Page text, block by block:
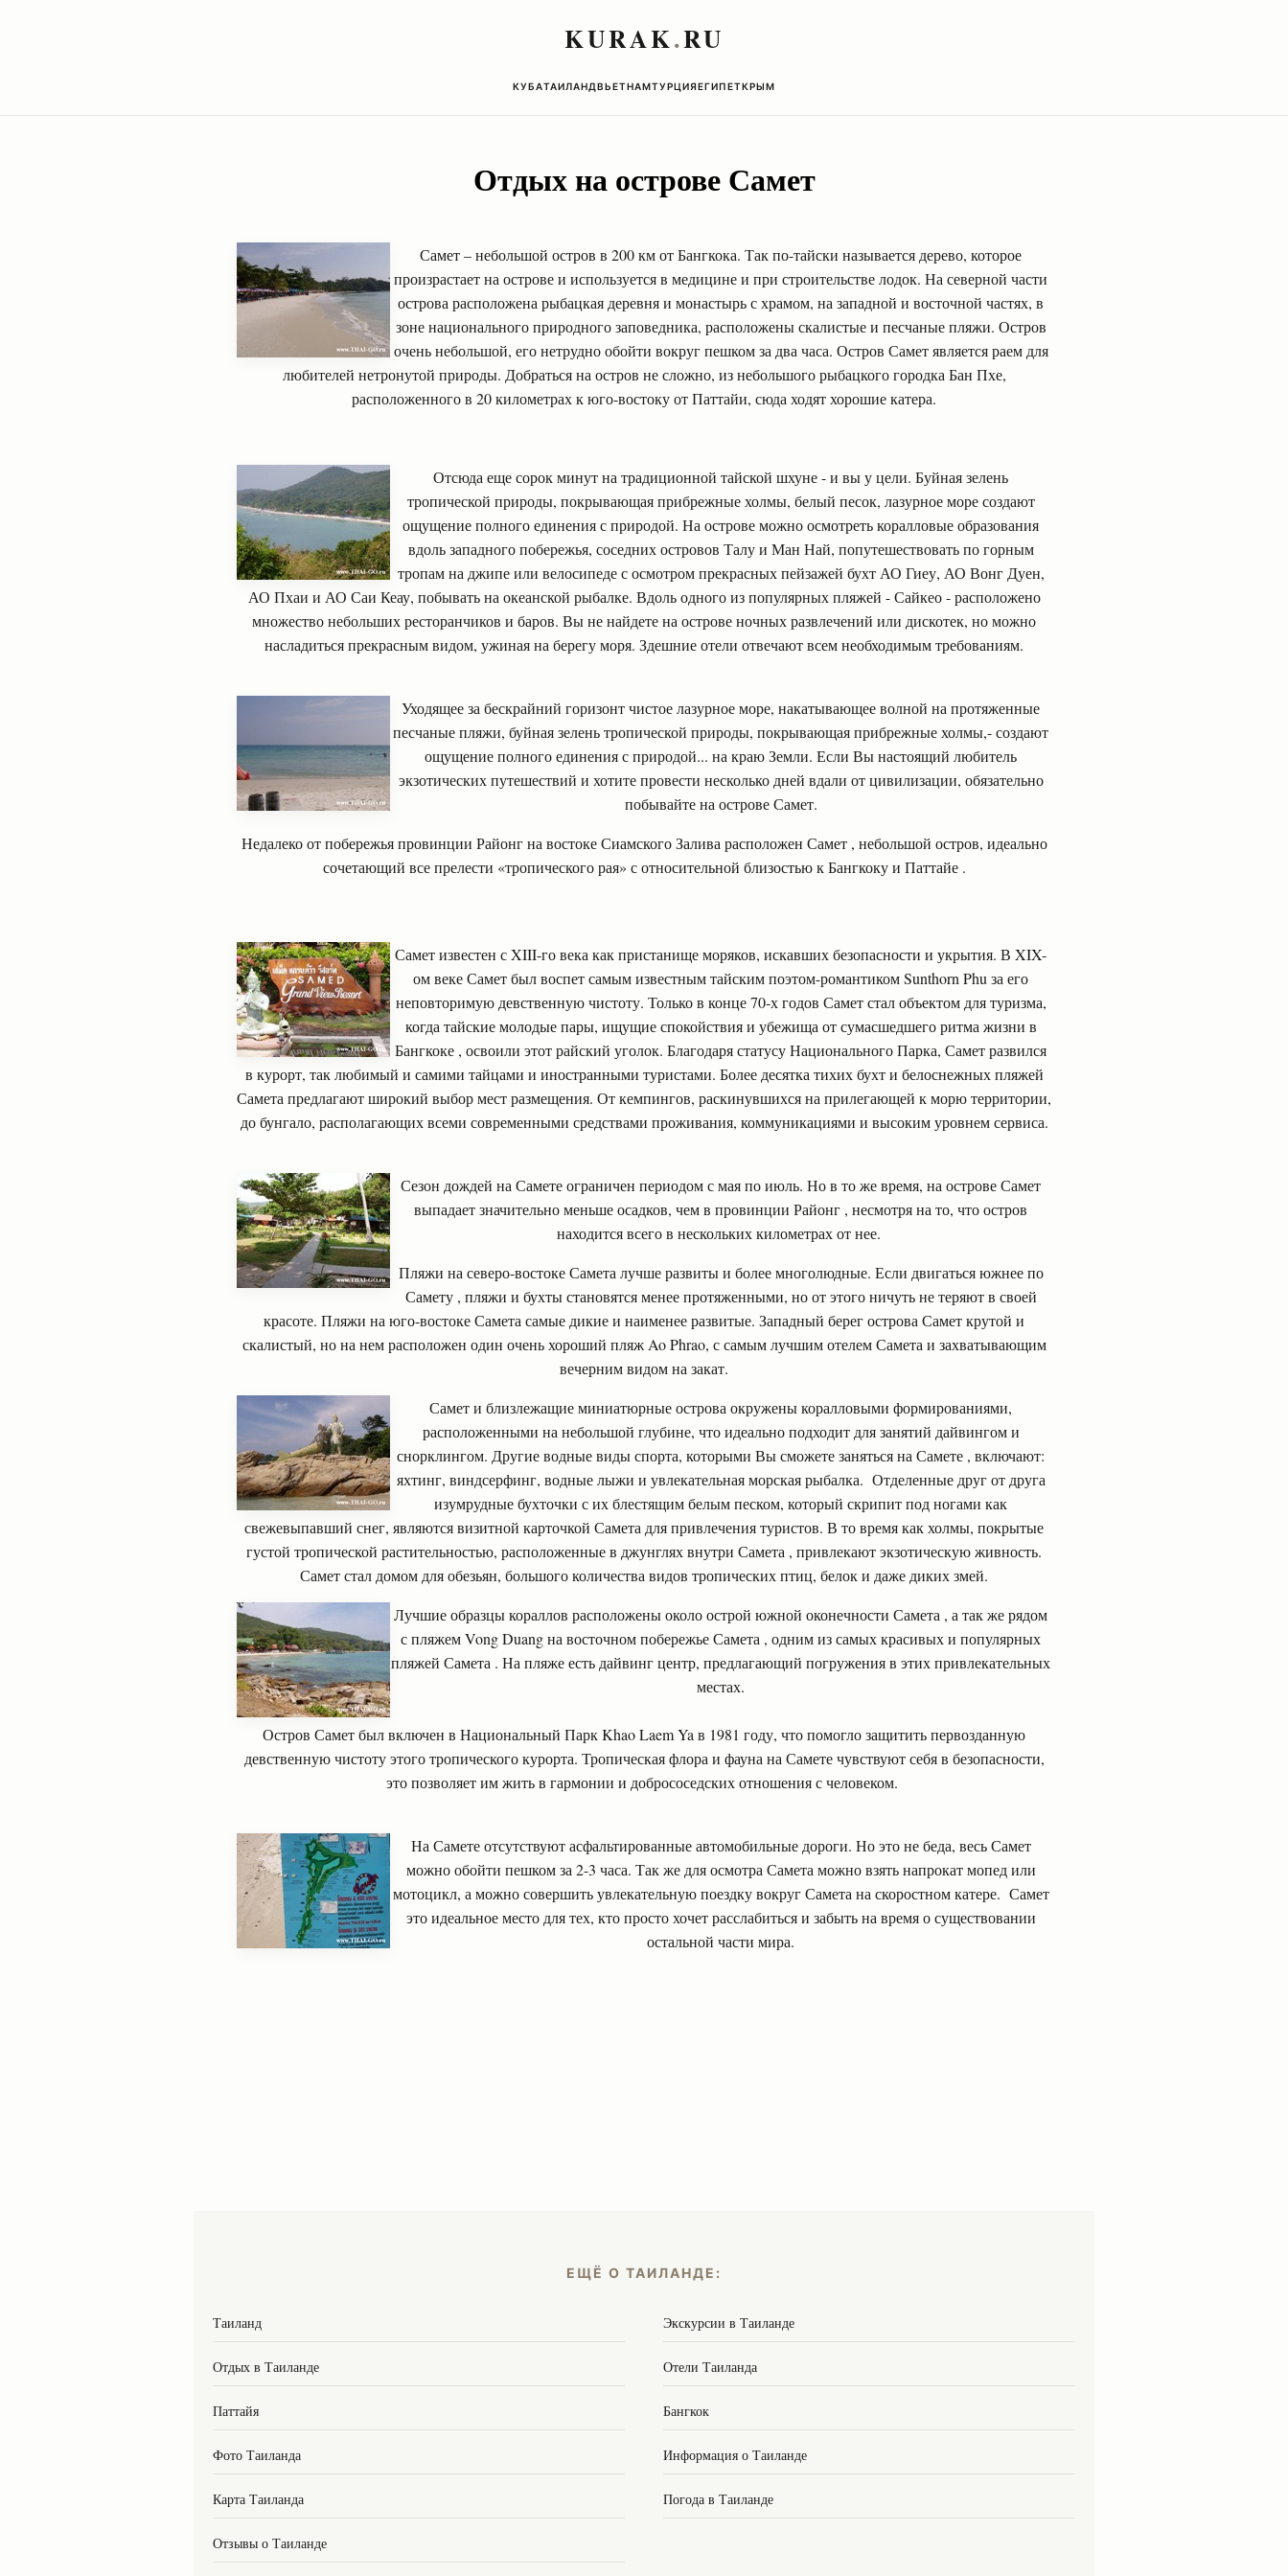
KURAK.RU
КУБАТАИЛАНДВЬЕТНАМТУРЦИЯЕГИПЕТКРЫМ
Отдых на острове Самет
Самет – небольшой остров в 200 км от Бангкока. Так по-тайски называется дерево, которое
произрастает на острове и используется в медицине и при строительстве лодок. На северной части
острова расположена рыбацкая деревня и монастырь с храмом, на западной и восточной частях, в
зоне национального природного заповедника, расположены скалистые и песчаные пляжи. Остров
очень небольшой, его нетрудно обойти вокруг пешком за два часа. Остров Самет является раем для
любителей нетронутой природы. Добраться на остров не сложно, из небольшого рыбацкого городка Бан Пхе,
расположенного в 20 километрах к юго-востоку от Паттайи, сюда ходят хорошие катера.
Отсюда еще сорок минут на традиционной тайской шхуне - и вы у цели. Буйная зелень
тропической природы, покрывающая прибрежные холмы, белый песок, лазурное море создают
ощущение полного единения с природой. На острове можно осмотреть коралловые образования
вдоль западного побережья, соседних островов Талу и Ман Най, попутешествовать по горным
тропам на джипе или велосипеде с осмотром прекрасных пейзажей бухт АО Гиеу, АО Вонг Дуен,
АО Пхаи и АО Саи Кеау, побывать на океанской рыбалке. Вдоль одного из популярных пляжей - Сайкео - расположено
множество небольших ресторанчиков и баров. Вы не найдете на острове ночных развлечений или дискотек, но можно
насладиться прекрасным видом, ужиная на берегу моря. Здешние отели отвечают всем необходимым требованиям.
Уходящее за бескрайний горизонт чистое лазурное море, накатывающее волной на протяженные
песчаные пляжи, буйная зелень тропической природы, покрывающая прибрежные холмы,- создают
ощущение полного единения с природой... на краю Земли. Если Вы настоящий любитель
экзотических путешествий и хотите провести несколько дней вдали от цивилизации, обязательно
побывайте на острове Самет.
Недалеко от побережья провинции Районг на востоке Сиамского Залива расположен Самет , небольшой остров, идеально
сочетающий все прелести «тропического рая» с относительной близостью к Бангкоку и Паттайе .
Самет известен с XIII-го века как пристанище моряков, искавших безопасности и укрытия. В XIX-
ом веке Самет был воспет самым известным тайским поэтом-романтиком Sunthorn Phu за его
неповторимую девственную чистоту. Только в конце 70-х годов Самет стал объектом для туризма,
когда тайские молодые пары, ищущие спокойствия и убежища от сумасшедшего ритма жизни в
Бангкоке , освоили этот райский уголок. Благодаря статусу Национального Парка, Самет развился
в курорт, так любимый и самими тайцами и иностранными туристами. Более десятка тихих бухт и белоснежных пляжей
Самета предлагают широкий выбор мест размещения. От кемпингов, раскинувшихся на прилегающей к морю территории,
до бунгало, располагающих всеми современными средствами проживания, коммуникациями и высоким уровнем сервиса.
Сезон дождей на Самете ограничен периодом с мая по июль. Но в то же время, на острове Самет
выпадает значительно меньше осадков, чем в провинции Районг , несмотря на то, что остров
находится всего в нескольких километрах от нее.
Пляжи на северо-востоке Самета лучше развиты и более многолюдные. Если двигаться южнее по
Самету , пляжи и бухты становятся менее протяженными, но от этого ничуть не теряют в своей
красоте. Пляжи на юго-востоке Самета самые дикие и наименее развитые. Западный берег острова Самет крутой и
скалистый, но на нем расположен один очень хороший пляж Ao Phrao, с самым лучшим отелем Самета и захватывающим
вечерним видом на закат.
Самет и близлежащие миниатюрные острова окружены коралловыми формированиями,
расположенными на небольшой глубине, что идеально подходит для занятий дайвингом и
снорклингом. Другие водные виды спорта, которыми Вы сможете заняться на Самете , включают:
яхтинг, виндсерфинг, водные лыжи и увлекательная морская рыбалка. Отделенные друг от друга
изумрудные бухточки с их блестящим белым песком, который скрипит под ногами как
свежевыпавший снег, являются визитной карточкой Самета для привлечения туристов. В то время как холмы, покрытые
густой тропической растительностью, расположенные в джунглях внутри Самета , привлекают экзотическую живность.
Самет стал домом для обезьян, большого количества видов тропических птиц, белок и даже диких змей.
Лучшие образцы кораллов расположены около острой южной оконечности Самета , а так же рядом
с пляжем Vong Duang на восточном побережье Самета , одним из самых красивых и популярных
пляжей Самета . На пляже есть дайвинг центр, предлагающий погружения в этих привлекательных
местах.
Остров Самет был включен в Национальный Парк Khao Laem Ya в 1981 году, что помогло защитить первозданную
девственную чистоту этого тропического курорта. Тропическая флора и фауна на Самете чувствуют себя в безопасности,
это позволяет им жить в гармонии и добрососедских отношения с человеком.
На Самете отсутствуют асфальтированные автомобильные дороги. Но это не беда, весь Самет
можно обойти пешком за 2-3 часа. Так же для осмотра Самета можно взять напрокат мопед или
мотоцикл, а можно совершить увлекательную поездку вокруг Самета на скоростном катере. Самет
это идеальное место для тех, кто просто хочет расслабиться и забыть на время о существовании
остальной части мира.
ЕЩЁ О ТАИЛАНДЕ:
Таиланд Экскурсии в Таиланде
Отдых в Таиланде Отели Таиланда
Паттайя Бангкок
Фото Таиланда Информация о Таиланде
Карта Таиланда Погода в Таиланде
Отзывы о Таиланде